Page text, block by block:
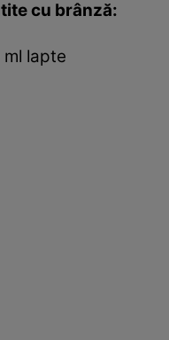
cu brânză:
ml lapte